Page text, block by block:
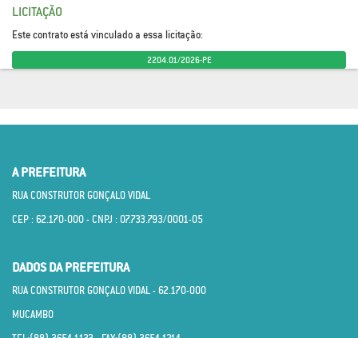
LICITAÇÃO
Este contrato está vinculado a essa licitação:
2204.01/2026-PE
A PREFEITURA
RUA CONSTRUTOR GONÇALO VIDAL
CEP : 62.170­-000 - CNPJ : 07.733.793/0001­-05
DADOS DA PREFEITURA
RUA CONSTRUTOR GONÇALO VIDAL - 62.170­-000
MUCAMBO